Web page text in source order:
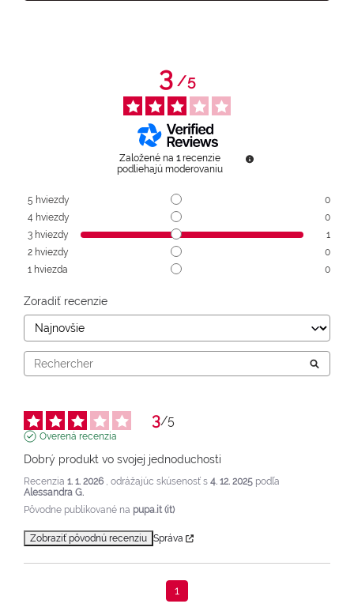
3/5
Založené na 1 recenzie
podliehajú moderovaniu
5 hviezdy
0
4 hviezdy
0
3 hviezdy
1
2 hviezdy
0
1 hviezda 0
Zoradiť recenzie
3/5
Overená recenzia
Dobrý produkt vo svojej jednoduchosti
Recenzia 1. 1. 2026 , odrážajúc skúsenosť s 4. 12. 2025 podľa
Alessandra G.
Pôvodne publikované na pupa.it (it)
Zobraziť pôvodnú recenziu Správa
1